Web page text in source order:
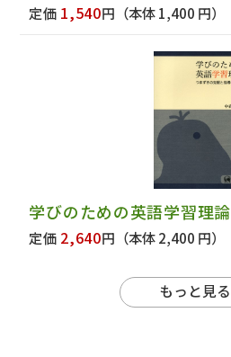
定価 1,540円 （本体 1,400 円）
学びのための英語学習理論
定価 2,640円 （本体 2,400 円）
もっと見る